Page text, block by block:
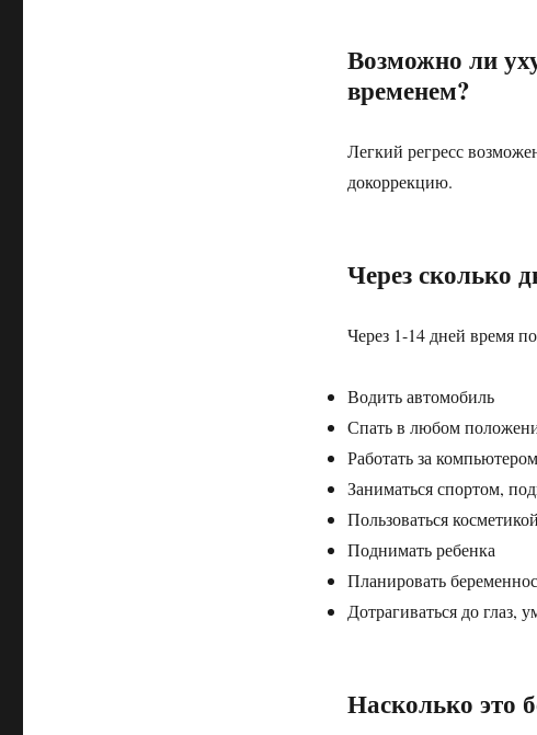
Возможно ли
временем?
Легкий регресс
докоррекцию.
Через сколько
Через 1-14 дней время
Водить автомобиль
Спать в любом
Работать за
Заниматься спортом,
Пользоваться косметикой
Поднимать ребенка
Планировать
Дотрагиваться до глаз,
Насколько это